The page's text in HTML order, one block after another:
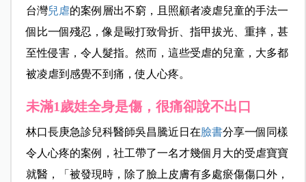
台灣兒虐的案例層出不窮，且照顧者凌虐兒童的手法一
個比一個殘忍，像是毆打致骨折、指甲拔光、重摔，甚
至性侵害，令人髮指。然而，這些受虐的兒童，大多都
被凌虐到感覺不到痛，使人心疼。
未滿1歲娃全身是傷，很痛卻說不出口
林口長庚急診兒科醫師吳昌騰近日在臉書分享一個同樣
令人心疼的案例，社工帶了一名才幾個月大的受虐寶寶
就醫，「被發現時，除了臉上皮膚有多處瘀傷傷口外，